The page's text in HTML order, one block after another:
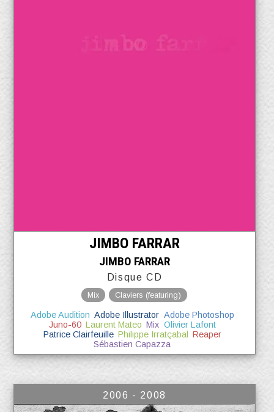
JIMBO FARRAR
JIMBO FARRAR
Disque CD
Mix Claviers (featuring)
Adobe Audition Adobe Illustrator Adobe Photoshop
Juno-60 Laurent Mateo Mix Olivier Lafont
Patrice Clairfeuille Philippe Irratçabal
Reaper
Sébastien Capazza
2006 - 2008